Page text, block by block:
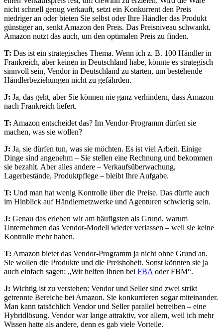
nicht schnell genug verkauft, setzt ein Konkurrent den Preis
niedriger an oder bieten Sie selbst oder Ihre Händler das Produkt
günstiger an, senkt Amazon den Preis. Das Preisniveau schwankt.
Amazon nutzt das auch, um den optimalen Preis zu finden.
T: Das ist ein strategisches Thema. Wenn ich z. B. 100 Händler in
Frankreich, aber keinen in Deutschland habe, könnte es strategisch
sinnvoll sein, Vendor in Deutschland zu starten, um bestehende
Händlerbeziehungen nicht zu gefährden.
J: Ja, das geht, aber Sie können nie ganz verhindern, dass Amazon
nach Frankreich liefert.
T: Amazon entscheidet das? Im Vendor-Programm dürfen sie
machen, was sie wollen?
J: Ja, sie dürfen tun, was sie möchten. Es ist viel Arbeit. Einige
Dinge sind angenehm – Sie stellen eine Rechnung und bekommen
sie bezahlt. Aber alles andere – Verkaufsüberwachung,
Lagerbestände, Produktpflege – bleibt Ihre Aufgabe.
T: Und man hat wenig Kontrolle über die Preise. Das dürfte auch
im Hinblick auf Händlernetzwerke und Agenturen schwierig sein.
J: Genau das erleben wir am häufigsten als Grund, warum
Unternehmen das Vendor-Modell wieder verlassen – weil sie keine
Kontrolle mehr haben.
T: Amazon bietet das Vendor-Programm ja nicht ohne Grund an.
Sie wollen die Produkte und die Preishoheit. Sonst könnten sie ja
auch einfach sagen: „Wir helfen Ihnen bei FBA oder FBM“.
J: Wichtig ist zu verstehen: Vendor und Seller sind zwei strikt
getrennte Bereiche bei Amazon. Sie konkurrieren sogar miteinander.
Man kann tatsächlich Vendor und Seller parallel betreiben – eine
Hybridlösung. Vendor war lange attraktiv, vor allem, weil ich mehr
Wissen hatte als andere, denn es gab viele Vorteile.